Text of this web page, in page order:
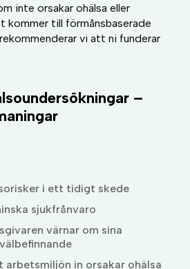
inte orsakar ohälsa eller
kommer till förmånsbaserade
vi att ni funderar
–
i ett tidigt skede
sjukfrånvaro
värnar om sina
arbetsmiljön in orsakar ohälsa